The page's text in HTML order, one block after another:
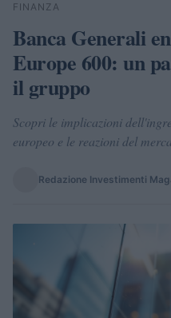
Cerca
FINANZA
Banca Generali
Europe 600: un
il gruppo
Scopri le implicazioni
europeo e le reazioni del
Redazione Investimenti